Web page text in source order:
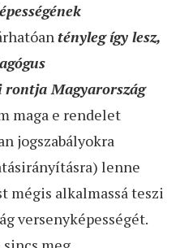
tényleg így lesz,
rontja Magyarország
maga e rendelet
jogszabályokra
lenne
mégis alkalmassá teszi
versenyképességét.